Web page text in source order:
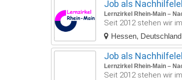
Job als
Lernzirkel Rhein-Main –
Seit 2012 stehen wir
Hessen, Deutschland
Job als
Lernzirkel Rhein-Main –
Seit 2012 stehen wir